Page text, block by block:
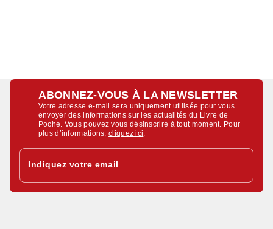
ABONNEZ-VOUS À LA NEWSLETTER
Votre adresse e-mail sera uniquement utilisée pour vous
envoyer des informations sur les actualités du Livre de
Poche. Vous pouvez vous désinscrire à tout moment. Pour
plus d’informations,cliquez ici
Indiquez votre email